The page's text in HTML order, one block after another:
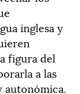
inglesa y
figura del
a las
autonómica.